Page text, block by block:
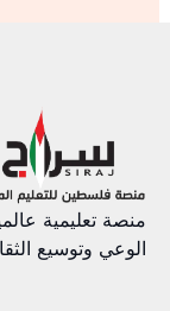
منصة تعليمية
الوعي وتوسيع